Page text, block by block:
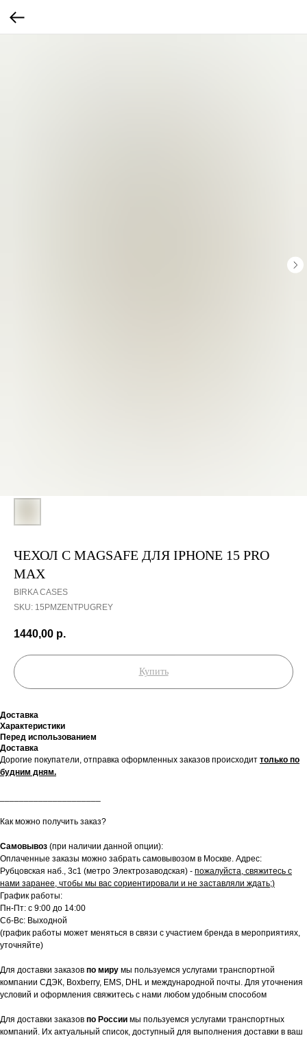
ЧЕХОЛ С MAGSAFE ДЛЯ IPHONE 15 PRO
MAX
BIRKA CASES
SKU: 15PMZENTPUGREY
1440,00 р.
Купить
Доставка
Характеристики
Перед использованием
Доставка
Дорогие покупатели, отправка оформленных заказов происходит только по
будним дням.
Как можно получить заказ?
Самовывоз (при наличии данной опции):
Оплаченные заказы можно забрать самовывозом в Москве. Адрес:
Рубцовская наб., 3с1 (метро Электрозаводская) - пожалуйста, свяжитесь с
нами заранее, чтобы мы вас сориентировали и не заставляли ждать;)
График работы:
Пн-Пт: с 9:00 до 14:00
Сб-Вс: Выходной
(график работы может меняться в связи с участием бренда в мероприятиях,
уточняйте)
Для доставки заказов по миру мы пользуемся услугами транспортной
компании СДЭК, Boxberry, EMS, DHL и международной почты. Для уточнения
условий и оформления свяжитесь с нами любом удобным способом
Для доставки заказов по России мы пользуемся услугами транспортных
компаний. Их актуальный список, доступный для выполнения доставки в ваш